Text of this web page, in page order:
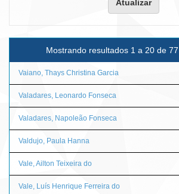
Mostrando resultados 1 a 20 de 77
Vaiano, Thays Christina Garcia
Valadares, Leonardo Fonseca
Valadares, Napoleão Fonseca
Valdujo, Paula Hanna
Vale, Ailton Teixeira do
Vale, Luís Henrique Ferreira do